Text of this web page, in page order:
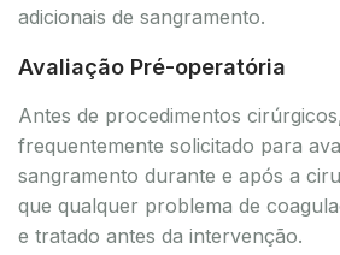
adicionais de sangramento.
Avaliação Pré-operatória
Antes de procedimentos
frequentemente solicitado para
sangramento durante e após a
que qualquer problema de
e tratado antes da intervenção.